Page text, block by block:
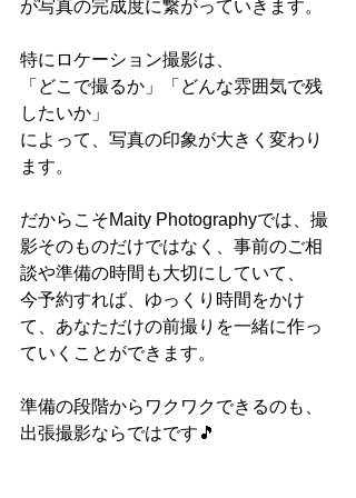
が写真の完成度に繋がっていきます。
特にロケーション撮影は、
「どこで撮るか」「どんな雰囲気で残
したいか」
によって、写真の印象が大きく変わり
ます。
だからこそMaity Photographyでは、撮
影そのものだけではなく、事前のご相
談や準備の時間も大切にしていて、
今予約すれば、ゆっくり時間をかけ
て、あなただけの前撮りを一緒に作っ
ていくことができます。
準備の段階からワクワクできるのも、
出張撮影ならではです🎵